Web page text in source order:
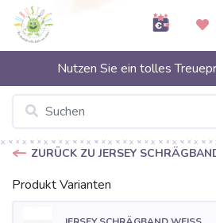
Nutzen Sie ein tolles
ZURÜCK ZU JERSEY
Produkt Varianten